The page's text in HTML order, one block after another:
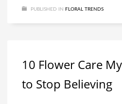
PUBLISHED IN FLORAL TRENDS
10 Flower Care
to Stop Believing